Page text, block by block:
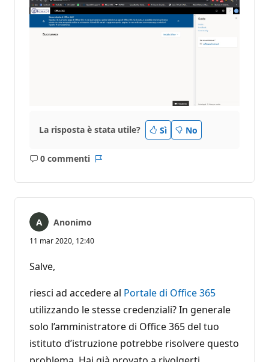
La risposta è stata utile? Sì No
0 commenti
Nessun
Anonimo
11 mar 2020, 12:40
Salve,
riesci ad accedere al Portale di Office 365
utilizzando le stesse credenziali? In generale
solo l’amministratore di Office 365 del tuo
istituto d’istruzione potrebbe risolvere questo